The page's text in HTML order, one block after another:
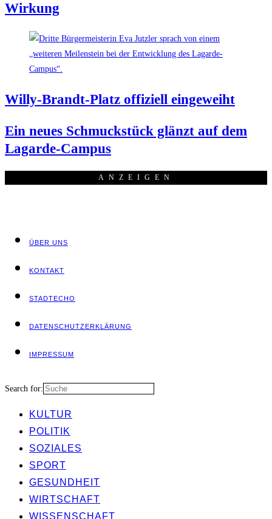
Wirkung
Wil­ly-Brandt-Platz offi­zi­ell eingeweiht
Ein neu­es Schmuck­stück glänzt auf dem
Lagarde-Campus
ANZEI­GEN
ÜBER UNS
KON­TAKT
STADT­ECHO
DATEN­SCHUTZ­ER­KLÄ­RUNG
IMPRES­SUM
Search for:
KUL­TUR
POLI­TIK
SOZIA­LES
SPORT
GESUND­HEIT
WIRT­SCHAFT
WIS­SEN­SCHAFT